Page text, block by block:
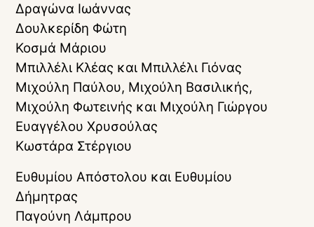
Δραγώνα Ιωάννας
Δουλκερίδη Φώτη
Κοσμά Μάριου
Μπιλλέλι Κλέας και Μπιλλέλι Γιόνας
Μιχούλη Παύλου, Μιχούλη Βασιλικής,
Μιχούλη Φωτεινής και Μιχούλη Γιώργου
Ευαγγέλου Χρυσούλας
Κωστάρα Στέργιου
Ευθυμίου Απόστολου και Ευθυμίου
Δήμητρας
Παγούνη Λάμπρου